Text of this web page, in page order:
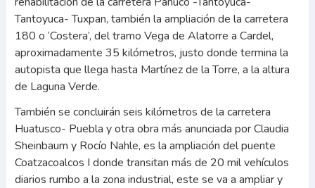
Tantoyuca- Tuxpan, también la ampliación de la carretera
180 o ‘Costera’, del tramo Vega de Alatorre a Cardel,
aproximadamente 35 kilómetros, justo donde termina la
autopista que llega hasta Martínez de la Torre, a la altura
de Laguna Verde.
También se concluirán seis kilómetros de la carretera
Huatusco- Puebla y otra obra más anunciada por Claudia
Sheinbaum y Rocío Nahle, es la ampliación del puente
Coatzacoalcos I donde transitan más de 20 mil vehículos
diarios rumbo a la zona industrial, este se va a ampliar y